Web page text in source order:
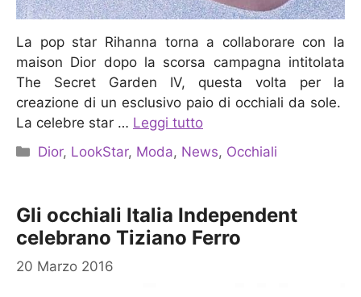
La pop star Rihanna torna a collaborare con la
maison Dior dopo la scorsa campagna intitolata
The Secret Garden IV, questa volta per la
creazione di un esclusivo paio di occhiali da sole.
La celebre star … Leggi tutto
Categorie
Dior, LookStar, Moda, News, Occhiali
Gli occhiali Italia Independent
celebrano Tiziano Ferro
20 Marzo 2016